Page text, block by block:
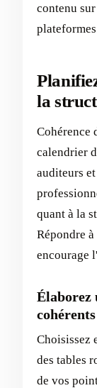
contenu
la
Cohérence
calendrier
auditeurs
quant à la
Répondre
encourage
Élaborez
cohérents
Choisissez
des tables
de vos